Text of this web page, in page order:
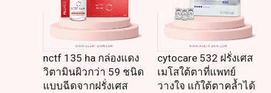
nctf 135 ha กล่องแดง
วิตามินผิวกว่า 59 ชนิด
แบบฉีดจากฝรั่งเศส
cytocare 532 ฝรั่งเศส
เมโสใต้ตาที่แพทย์
วางใจ แก้ใต้ตาคล้ำได้